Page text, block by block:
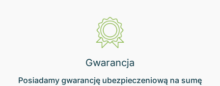
Gwarancja
Posiadamy gwarancję ubezpieczeniową na sumę